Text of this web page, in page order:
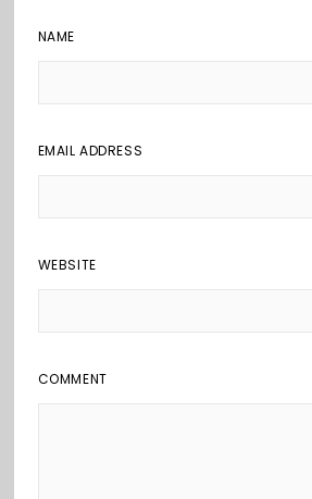
NAME
EMAIL ADDRESS
WEBSITE
COMMENT